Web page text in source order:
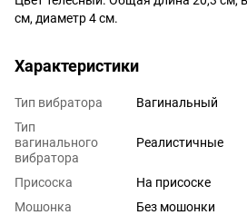
см, диаметр 4 см.
Характеристики
Тип вибратора
Вагинальный
Тип
вагинального
вибратора
Реалистичные
Присоска
На присоске
Мошонка
Без мошонки